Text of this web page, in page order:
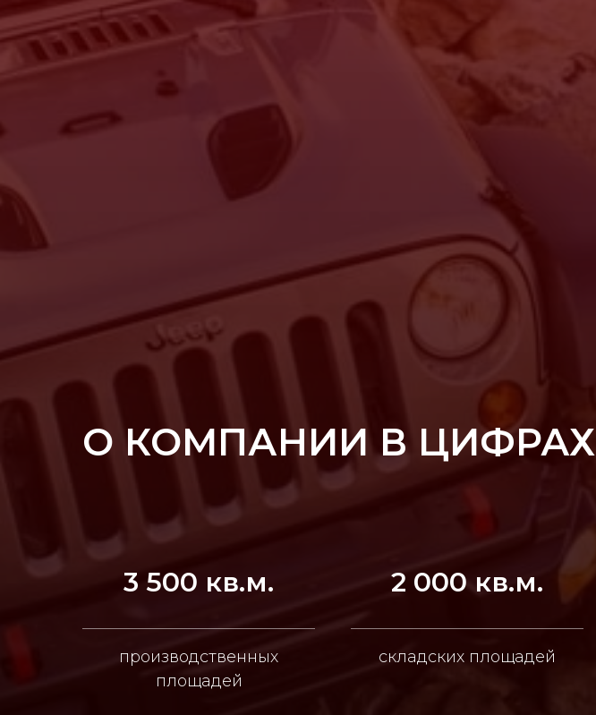
О КОМПАНИИ В ЦИФРАХ
3 500 кв.м.
производственных
площадей
2 000 кв.м.
складских площадей